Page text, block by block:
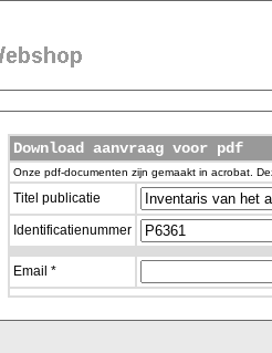
Download aanvraag voor pdf
Onze pdf-documenten zijn gemaakt in acrobat.
Titel publicatie
Identificatienummer
Email *